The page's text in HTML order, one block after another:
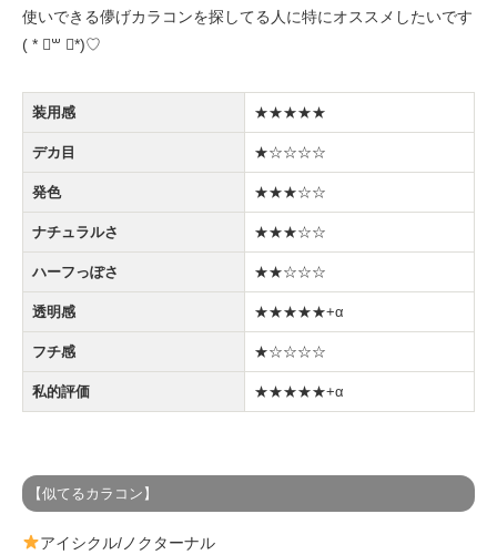
使いできる儚げカラコンを探してる人に特にオススメしたいです
( * ॑꒳ ॑*)♡
装用感 ★★★★★
デカ目 ★☆☆☆☆
発色 ★★★☆☆
ナチュラルさ ★★★☆☆
ハーフっぽさ ★★☆☆☆
透明感 ★★★★★+α
フチ感 ★☆☆☆☆
私的評価 ★★★★★+α
【似てるカラコン】
アイシクル/ノクターナル